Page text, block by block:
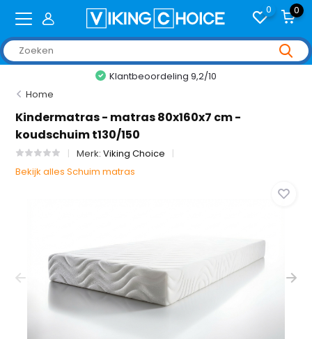
0 0
Home
Kindermatras - matras 80x160x7 cm -
koudschuim t130/150
Merk:Viking Choice
Bekijk alles Schuim matras